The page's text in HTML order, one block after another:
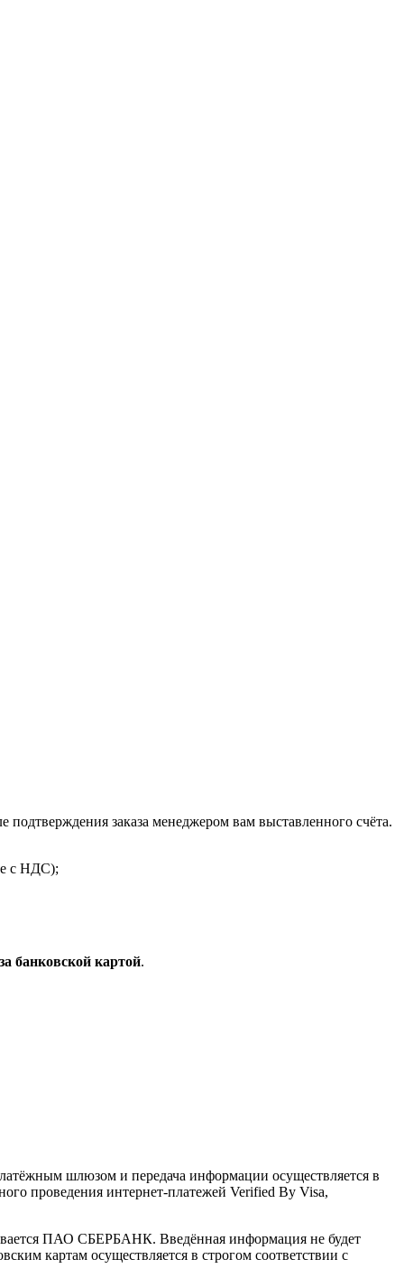
заказа менеджером вам выставленного счёта.
с НДС);
банковской картой.
шлюзом и передача информации осуществляется в
проведения интернет-платежей Verified By Visa,
ПАО СБЕРБАНК. Введённая информация не будет
картам осуществляется в строгом соответствии с